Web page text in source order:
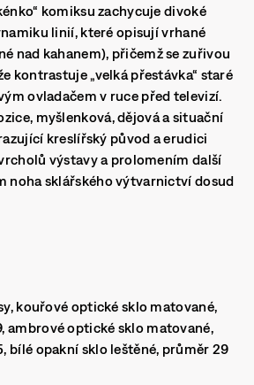
komiksu zachycuje divoké
linií, které opisují vrhané
nad kahanem), přičemž se zuřivou
kontrastuje „velká přestávka“ staré
ovladačem v ruce před televizí.
myšlenková, dějová a situační
kreslířský původ a erudici
výstavy a prolomením další
noha sklářského výtvarnictví dosud
kouřové optické sklo matované,
ambrové optické sklo matované,
bílé opakní sklo leštěné, průměr 29